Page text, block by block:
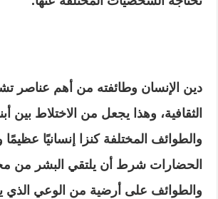
دين الإنسان وطائفته من أهم عناصر
الثقافية، وهذا يجعل من الاختلاط بين
والطوائف المختلفة كنزا إنسانيًا عظيمًا
الحضارات شرط أن يلتقي البشر من
والطوائف على أرضية من الوعي الذي